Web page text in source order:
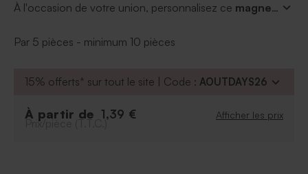
À l'occasion de votre union, personnalisez ce magnet
date de votre mariage. Famille et amis seront ravis de
être modifiées.
Par 5 pièces - minimum 10 pièces
15% offerts* sur tout le site | Code : AOUTDAYS26
À partir de 1,39 € Afficher les prix
Prix/pièce (T.T.C.)